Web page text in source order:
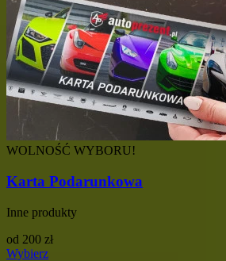
WOLNOŚĆ WYBORU!
Karta Podarunkowa
Inne produkty
od 200 zł
Wybierz